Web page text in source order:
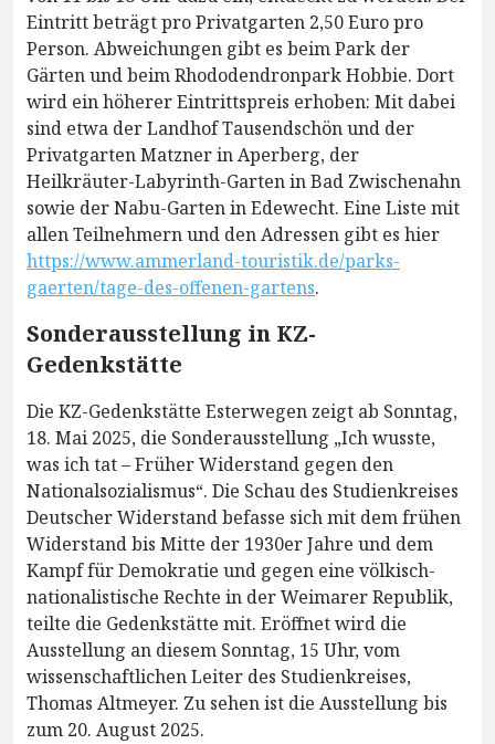
Eintritt beträgt pro Privatgarten 2,50 Euro pro
Person. Abweichungen gibt es beim Park der
Gärten und beim Rhododendronpark Hobbie. Dort
wird ein höherer Eintrittspreis erhoben: Mit dabei
sind etwa der Landhof Tausendschön und der
Privatgarten Matzner in Aperberg, der
Heilkräuter-Labyrinth-Garten in Bad Zwischenahn
sowie der Nabu-Garten in Edewecht. Eine Liste mit
allen Teilnehmern und den Adressen gibt es hier
https://www.ammerland-touristik.de/parks-
gaerten/tage-des-offenen-gartens.
Sonderausstellung in KZ-
Gedenkstätte
Die KZ-Gedenkstätte Esterwegen zeigt ab Sonntag,
18. Mai 2025, die Sonderausstellung „Ich wusste,
was ich tat – Früher Widerstand gegen den
Nationalsozialismus“. Die Schau des Studienkreises
Deutscher Widerstand befasse sich mit dem frühen
Widerstand bis Mitte der 1930er Jahre und dem
Kampf für Demokratie und gegen eine völkisch-
nationalistische Rechte in der Weimarer Republik,
teilte die Gedenkstätte mit. Eröffnet wird die
Ausstellung an diesem Sonntag, 15 Uhr, vom
wissenschaftlichen Leiter des Studienkreises,
Thomas Altmeyer. Zu sehen ist die Ausstellung bis
zum 20. August 2025.